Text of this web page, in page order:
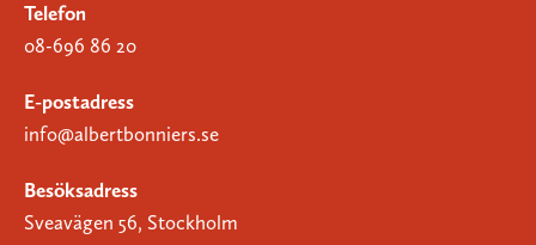
Telefon
08-696 86 20
E-postadress
info@albertbonniers.se
Besöksadress
Sveavägen 56, Stockholm